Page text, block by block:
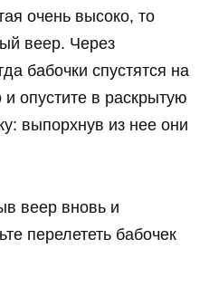
очень высоко, то
веер. Через
бабочки спустятся на
опустите в раскрытую
выпорхнув из нее они
веер вновь и
перелететь бабочек